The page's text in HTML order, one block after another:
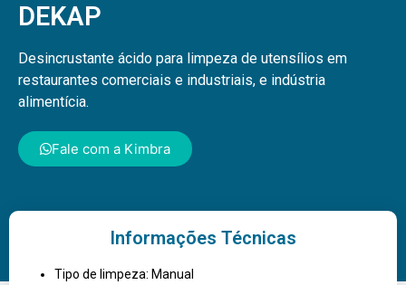
DEKAP
Desincrustante ácido para limpeza de utensílios em
restaurantes comerciais e industriais, e indústria
alimentícia.
Fale com a Kimbra
Informações Técnicas
Tipo de limpeza: Manual